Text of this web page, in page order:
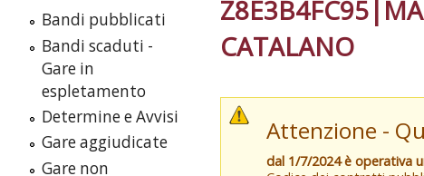
Bandi pubblicati
Bandi scaduti -
Gare in
espletamento
Determine e Avvisi
Gare aggiudicate
Gare non
CATALANO
Attenzione -
dal 1/7/2024 è operativa